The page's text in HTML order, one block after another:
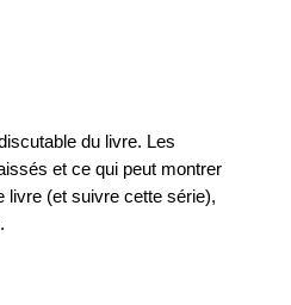
du livre. Les
et ce qui peut montrer
livre (et suivre cette série),